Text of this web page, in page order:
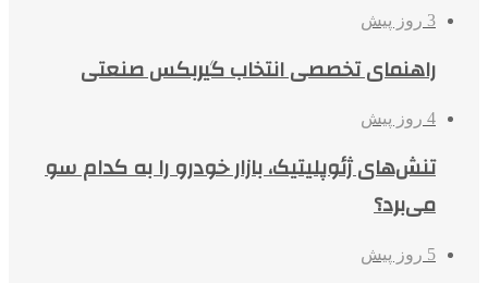
3 روز پیش
راهنمای تخصصی انتخاب گیربکس صنعتی
4 روز پیش
تنش‌های ژئوپلیتیک، بازار خودرو را به کدام سو
می‌برد؟
5 روز پیش